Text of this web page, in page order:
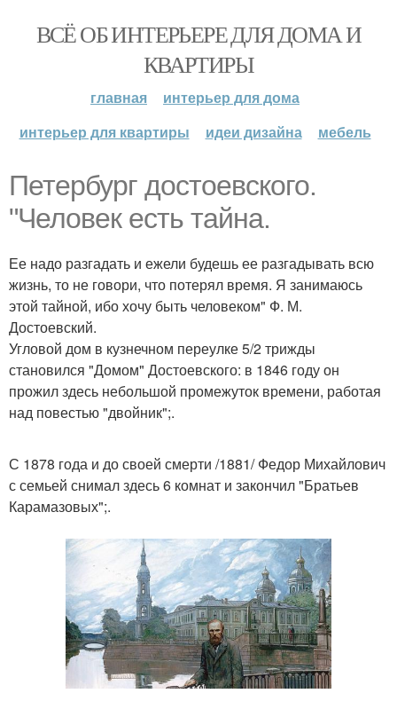
ВСЁ ОБ ИНТЕРЬЕРЕ ДЛЯ ДОМА И
КВАРТИРЫ
главная
интерьер для дома
интерьер для квартиры
идеи дизайна мебель
Петербург достоевского.
"Человек есть тайна.
Ее надо разгадать и ежели будешь ее разгадывать всю
жизнь, то не говори, что потерял время. Я занимаюсь
этой тайной, ибо хочу быть человеком" Ф. М.
Достоевский.
Угловой дом в кузнечном переулке 5/2 трижды
становился "Домом" Достоевского: в 1846 году он
прожил здесь небольшой промежуток времени, работая
над повестью "двойник";.
С 1878 года и до своей смерти /1881/ Федор Михайлович
с семьей снимал здесь 6 комнат и закончил "Братьев
Карамазовых";.